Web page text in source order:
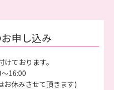
申し込み
ております。
16:00
お休みさせて頂きます)